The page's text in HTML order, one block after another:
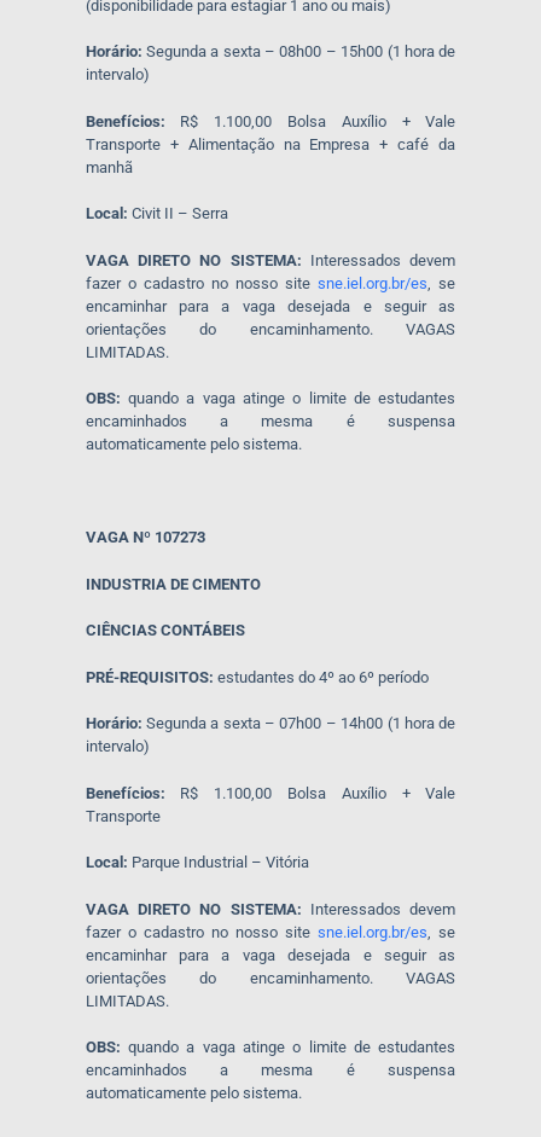
(disponibilidade para estagiar 1 ano ou mais)
Horário: Segunda a sexta – 08h00 – 15h00 (1 hora de
intervalo)
Benefícios: R$ 1.100,00 Bolsa Auxílio + Vale
Transporte + Alimentação na Empresa + café da
manhã
Local: Civit II – Serra
VAGA DIRETO NO SISTEMA: Interessados devem
fazer o cadastro no nosso sitesne.iel.org.br/es , se
encaminhar para a vaga desejada e seguir as
orientações do encaminhamento. VAGAS
LIMITADAS.
OBS: quando a vaga atinge o limite de estudantes
encaminhados a mesma é suspensa
automaticamente pelo sistema.
VAGA Nº 107273
INDUSTRIA DE CIMENTO
CIÊNCIAS CONTÁBEIS
PRÉ-REQUISITOS: estudantes do 4º ao 6º período
Horário: Segunda a sexta – 07h00 – 14h00 (1 hora de
intervalo)
Benefícios: R$ 1.100,00 Bolsa Auxílio + Vale
Transporte
Local: Parque Industrial – Vitória
VAGA DIRETO NO SISTEMA: Interessados devem
fazer o cadastro no nosso sitesne.iel.org.br/es , se
encaminhar para a vaga desejada e seguir as
orientações do encaminhamento. VAGAS
LIMITADAS.
OBS: quando a vaga atinge o limite de estudantes
encaminhados a mesma é suspensa
automaticamente pelo sistema.